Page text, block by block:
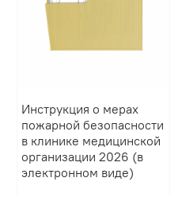
Инструкция о мерах
пожарной безопасности
в клинике медицинской
организации 2026 (в
электронном виде)